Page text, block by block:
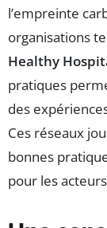
l’empreinte
organisations
Healthy
pratiques
des
Ces réseaux
bonnes
pour les